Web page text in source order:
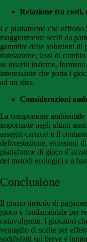
Relazione tra costi,
Le piattaforme che offrono
maggiormente scelti da
garantire delle soluzioni di
transazione, tassi di
se inseriti insieme,
interessante che porta i
ad un altra.
Considerazioni
La componente
importante negli ultimi
assegni cartacei e il
deforestazione, emissioni
piattaforme di gioco
dei metodi ecologici e a
Conclusione
Il giusto metodo di
gioco è fondamentale per
coinvolgente. I giocatori
ventaglio di scelte per
soddisfatti sul breve e